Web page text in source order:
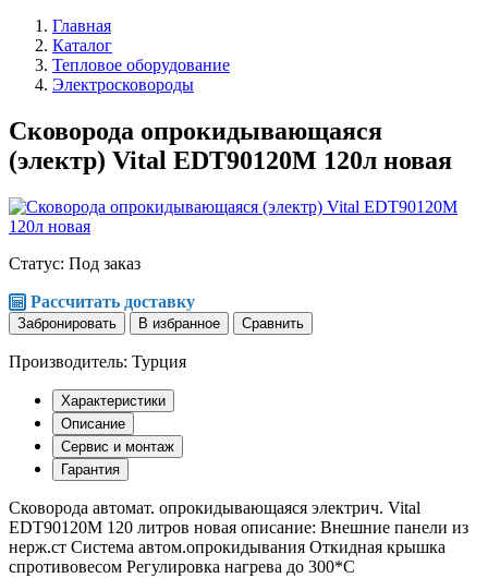
Главная
Каталог
Тепловое оборудование
Электросковороды
Сковорода опрокидывающаяся
(электр) Vital EDT90120М 120л новая
Статус: Под заказ
Рассчитать доставку
Забронировать В избранное Сравнить
Производитель: Турция
Характеристики
Описание
Сервис и монтаж
Гарантия
Сковорода автомат. опрокидывающаяся электрич. Vital
EDT90120М 120 литров новая описание: Внешние панели из
нерж.ст Система автом.опрокидывания Откидная крышка
спротивовесом Регулировка нагрева до 300*С